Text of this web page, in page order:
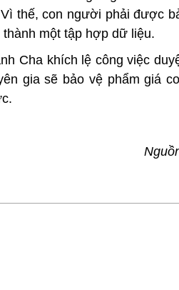
thế, con người phải được
một tập hợp dữ liệu.
Cha khích lệ công việc
gia sẽ bảo vệ phẩm giá